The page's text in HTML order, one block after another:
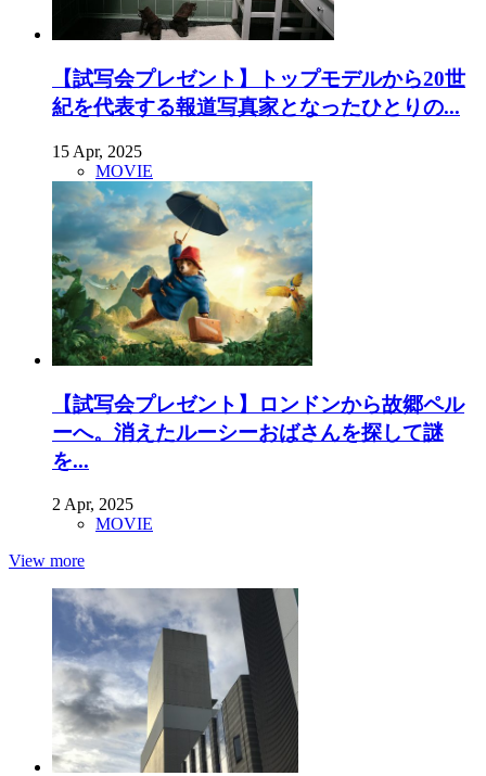
【試写会プレゼント】トップモデルから20世
紀を代表する報道写真家となったひとりの...
15 Apr, 2025
MOVIE
【試写会プレゼント】ロンドンから故郷ペル
ーへ。消えたルーシーおばさんを探して謎
を...
2 Apr, 2025
MOVIE
View more